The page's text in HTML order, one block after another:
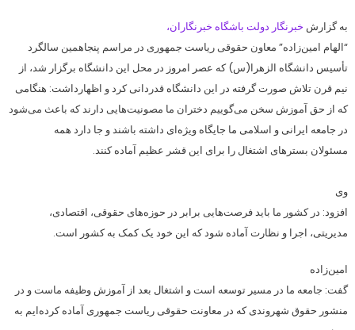
به گزارش خبرنگار دولت باشگاه خبرنگاران،
“الهام امین‌زاده” معاون حقوقی ریاست جمهوری در مراسم پنجاهمین سالگرد
تأسیس دانشگاه الزهرا(س) که عصر امروز در محل این دانشگاه برگزار شد، از
نیم قرن تلاش صورت گرفته در این دانشگاه قدردانی کرد و اظهارداشت: هنگامی
که از حق آموزش سخن می‌گوییم دختران ما مصونیت‌هایی دارند که باعث می‌شود
در جامعه ایرانی و اسلامی ما جایگاه ویژه‌ای داشته باشند و جا دارد همه
مسئولان بسترهای اشتغال را برای این قشر عظیم آماده کنند.
وی
افزود: در کشور ما باید فرصت‌هایی برابر در حوزه‌های حقوقی، اقتصادی،
مدیریتی، اجرا و نظارت آماده شود که این خود یک کمک به کشور است.
امین‌زاده
گفت: جامعه ما در مسیر توسعه است و اشتغال بعد از آموزش وظیفه ماست و در
منشور حقوق شهروندی که در معاونت حقوقی ریاست جمهوری آماده کرده‌ایم به